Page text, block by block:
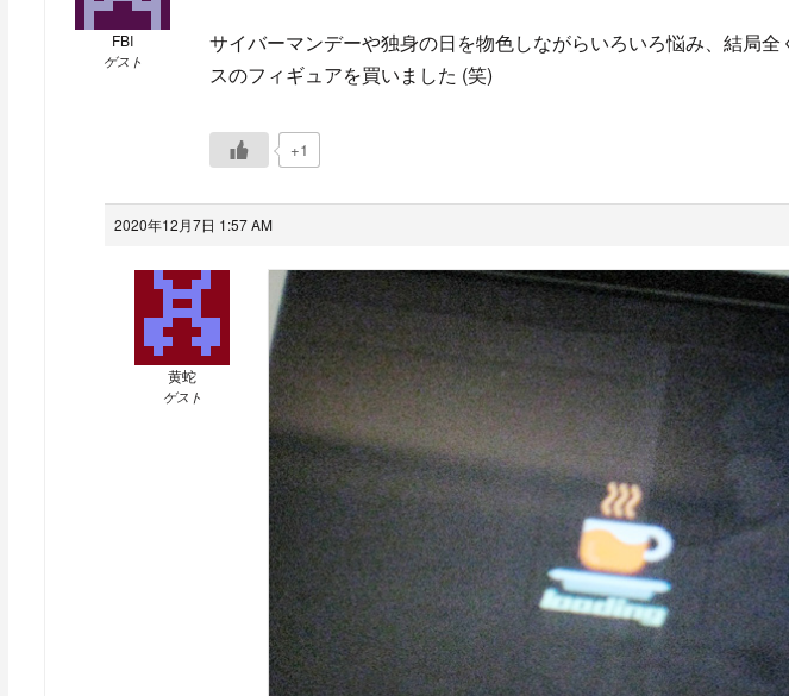
FBI
ゲスト
サイバーマンデーや独身の日を物色しながらいろいろ悩み、結局
スのフィギュアを買いました (笑)
+1
2020年12月7日 1:57 AM
黄蛇
ゲスト